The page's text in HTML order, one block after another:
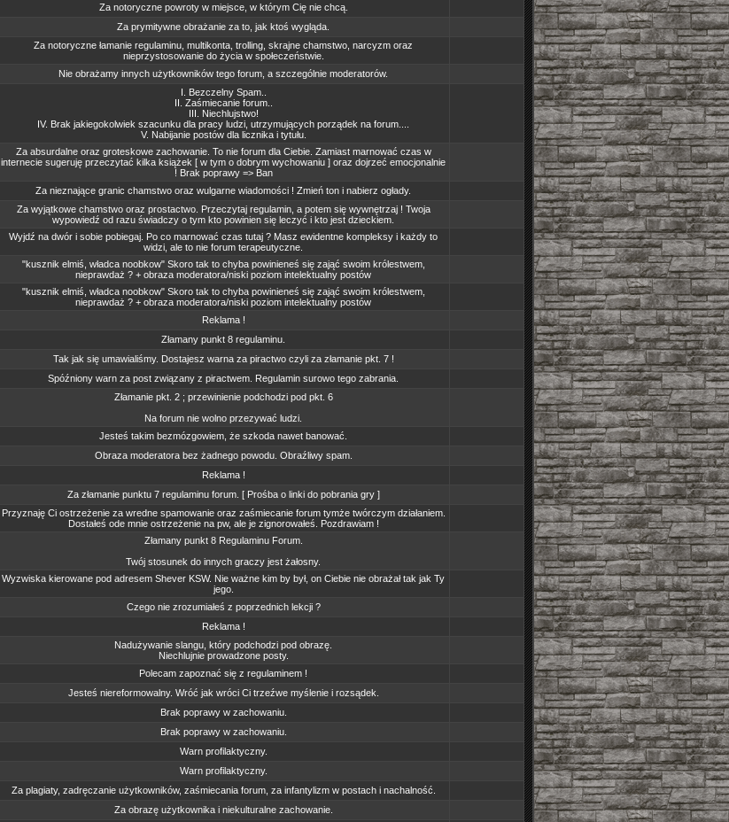
Za notoryczne powroty w miejsce, w którym Cię nie chcą.
Za prymitywne obrażanie za to, jak ktoś wygląda.
Za notoryczne łamanie regulaminu, multikonta, trolling, skrajne chamstwo, narcyzm oraz
nieprzystosowanie do życia w społeczeństwie.
Nie obrażamy innych użytkowników tego forum, a szczególnie moderatorów.
I. Bezczelny Spam..
II. Zaśmiecanie forum..
III. Niechlujstwo!
IV. Brak jakiegokolwiek szacunku dla pracy ludzi, utrzymujących porządek na forum....
V. Nabijanie postów dla licznika i tytułu.
Za absurdalne oraz groteskowe zachowanie. To nie forum dla Ciebie. Zamiast marnować czas w
internecie sugeruję przeczytać kilka książek [ w tym o dobrym wychowaniu ] oraz dojrzeć emocjonalnie
! Brak poprawy => Ban
Za nieznające granic chamstwo oraz wulgarne wiadomości ! Zmień ton i nabierz ogłady.
Za wyjątkowe chamstwo oraz prostactwo. Przeczytaj regulamin, a potem się wywnętrzaj ! Twoja
wypowiedź od razu świadczy o tym kto powinien się leczyć i kto jest dzieckiem.
Wyjdź na dwór i sobie pobiegaj. Po co marnować czas tutaj ? Masz ewidentne kompleksy i każdy to
widzi, ale to nie forum terapeutyczne.
"kusznik elmiś, władca noobkow" Skoro tak to chyba powinieneś się zająć swoim królestwem,
nieprawdaż ? + obraza moderatora/niski poziom intelektualny postów
"kusznik elmiś, władca noobkow" Skoro tak to chyba powinieneś się zająć swoim królestwem,
nieprawdaż ? + obraza moderatora/niski poziom intelektualny postów
Reklama !
Złamany punkt 8 regulaminu.
Tak jak się umawialiśmy. Dostajesz warna za piractwo czyli za złamanie pkt. 7 !
Spóźniony warn za post związany z piractwem. Regulamin surowo tego zabrania.
Złamanie pkt. 2 ; przewinienie podchodzi pod pkt. 6
Na forum nie wolno przezywać ludzi.
Jesteś takim bezmózgowiem, że szkoda nawet banować.
Obraza moderatora bez żadnego powodu. Obraźliwy spam.
Reklama !
Za złamanie punktu 7 regulaminu forum. [ Prośba o linki do pobrania gry ]
Przyznaję Ci ostrzeżenie za wredne spamowanie oraz zaśmiecanie forum tymże twórczym działaniem.
Dostałeś ode mnie ostrzeżenie na pw, ale je zignorowałeś. Pozdrawiam !
Złamany punkt 8 Regulaminu Forum.
Twój stosunek do innych graczy jest żałosny.
Wyzwiska kierowane pod adresem Shever KSW. Nie ważne kim by był, on Ciebie nie obrażał tak jak Ty
jego.
Czego nie zrozumiałeś z poprzednich lekcji ?
Reklama !
Nadużywanie slangu, który podchodzi pod obrazę.
Niechlujnie prowadzone posty.
Polecam zapoznać się z regulaminem !
Jesteś niereformowalny. Wróć jak wróci Ci trzeźwe myślenie i rozsądek.
Brak poprawy w zachowaniu.
Brak poprawy w zachowaniu.
Warn profilaktyczny.
Warn profilaktyczny.
Za plagiaty, zadręczanie użytkowników, zaśmiecania forum, za infantylizm w postach i nachalność.
Za obrazę użytkownika i niekulturalne zachowanie.